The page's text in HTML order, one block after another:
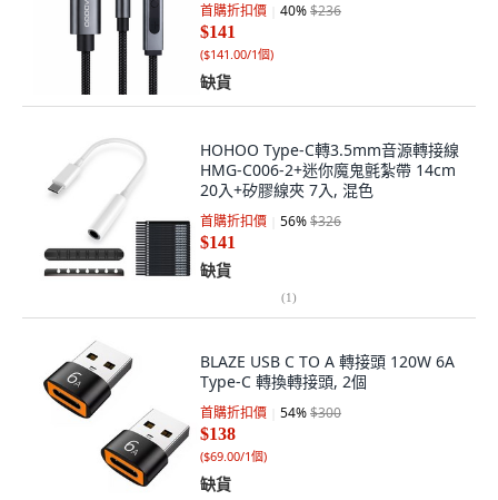
首購折扣價 40%$236
$141
($141.00/1個)
缺貨
HOHOO Type-C轉3.5mm音源轉接線
HMG-C006-2+迷你魔鬼氈紮帶 14cm
20入+矽膠線夾 7入, 混色
首購折扣價 56%$326
$141
缺貨
(1)
BLAZE USB C TO A 轉接頭 120W 6A
Type-C 轉換轉接頭, 2個
首購折扣價 54%$300
$138
($69.00/1個)
缺貨